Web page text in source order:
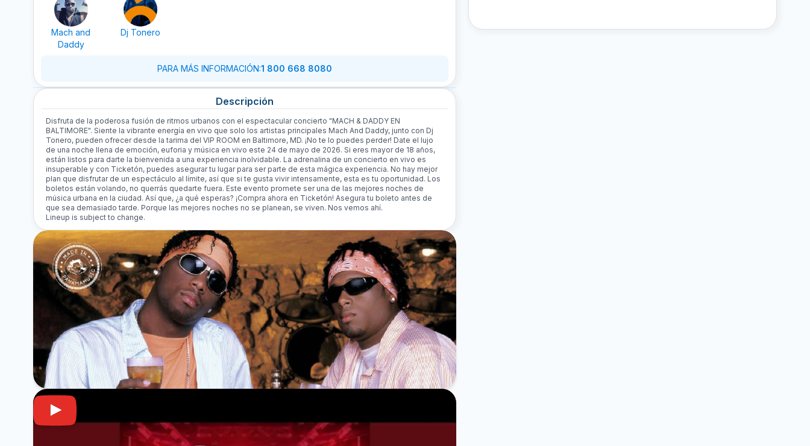
Mach and
Daddy
Dj Tonero
PARA MÁS INFORMACIÓN:1 800 668 8080
Descripción
Disfruta de la poderosa fusión de ritmos urbanos con el espectacular concierto "MACH & DADDY EN
BALTIMORE". Siente la vibrante energía en vivo que solo los artistas principales Mach And Daddy, junto con Dj
Tonero, pueden ofrecer desde la tarima del VIP ROOM en Baltimore, MD. ¡No te lo puedes perder! Date el lujo
de una noche llena de emoción, euforia y música en vivo este 24 de mayo de 2026. Si eres mayor de 18 años,
están listos para darte la bienvenida a una experiencia inolvidable. La adrenalina de un concierto en vivo es
insuperable y con Ticketón, puedes asegurar tu lugar para ser parte de esta mágica experiencia. No hay mejor
plan que disfrutar de un espectáculo al límite, así que si te gusta vivir intensamente, esta es tu oportunidad. Los
boletos están volando, no querrás quedarte fuera. Este evento promete ser una de las mejores noches de
música urbana en la ciudad. Así que, ¿a qué esperas? ¡Compra ahora en Ticketón! Asegura tu boleto antes de
que sea demasiado tarde. Porque las mejores noches no se planean, se viven. Nos vemos ahí.
Lineup is subject to change.